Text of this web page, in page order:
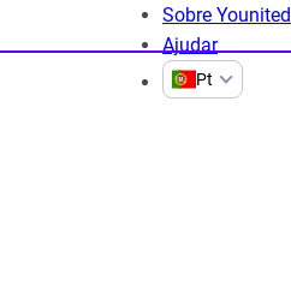
Sobre Younited
Ajudar
Pt